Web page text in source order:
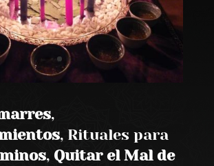
,
, Rituales para
, Quitar el Mal de